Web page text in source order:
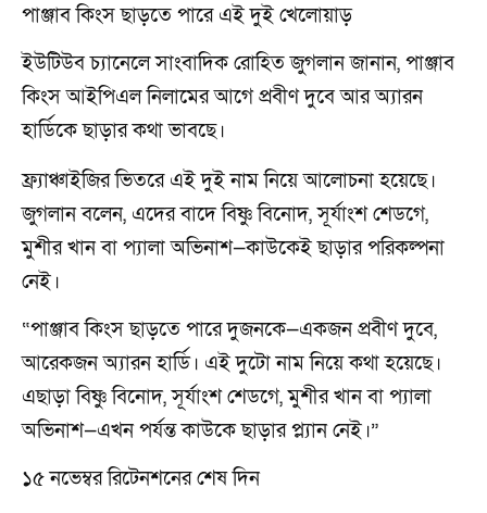
পাঞ্জাব কিংস ছাড়তে পারে এই দুই খেলোয়াড়
ইউটিউব চ্যানেলে সাংবাদিক রোহিত জুগলান জানান, পাঞ্জাব
কিংস আইপিএল নিলামের আগে প্রবীণ দুবে আর অ্যারন
হার্ডিকে ছাড়ার কথা ভাবছে।
ফ্র্যাঞ্চাইজির ভিতরে এই দুই নাম নিয়ে আলোচনা হয়েছে।
জুগলান বলেন, এদের বাদে বিষ্ণু বিনোদ, সূর্যাংশ শেডগে,
মুশীর খান বা প্যালা অভিনাশ—কাউকেই ছাড়ার পরিকল্পনা
নেই।
“পাঞ্জাব কিংস ছাড়তে পারে দুজনকে—একজন প্রবীণ দুবে,
আরেকজন অ্যারন হার্ডি। এই দুটো নাম নিয়ে কথা হয়েছে।
এছাড়া বিষ্ণু বিনোদ, সূর্যাংশ শেডগে, মুশীর খান বা প্যালা
অভিনাশ—এখন পর্যন্ত কাউকে ছাড়ার প্ল্যান নেই।”
১৫ নভেম্বর রিটেনশনের শেষ দিন